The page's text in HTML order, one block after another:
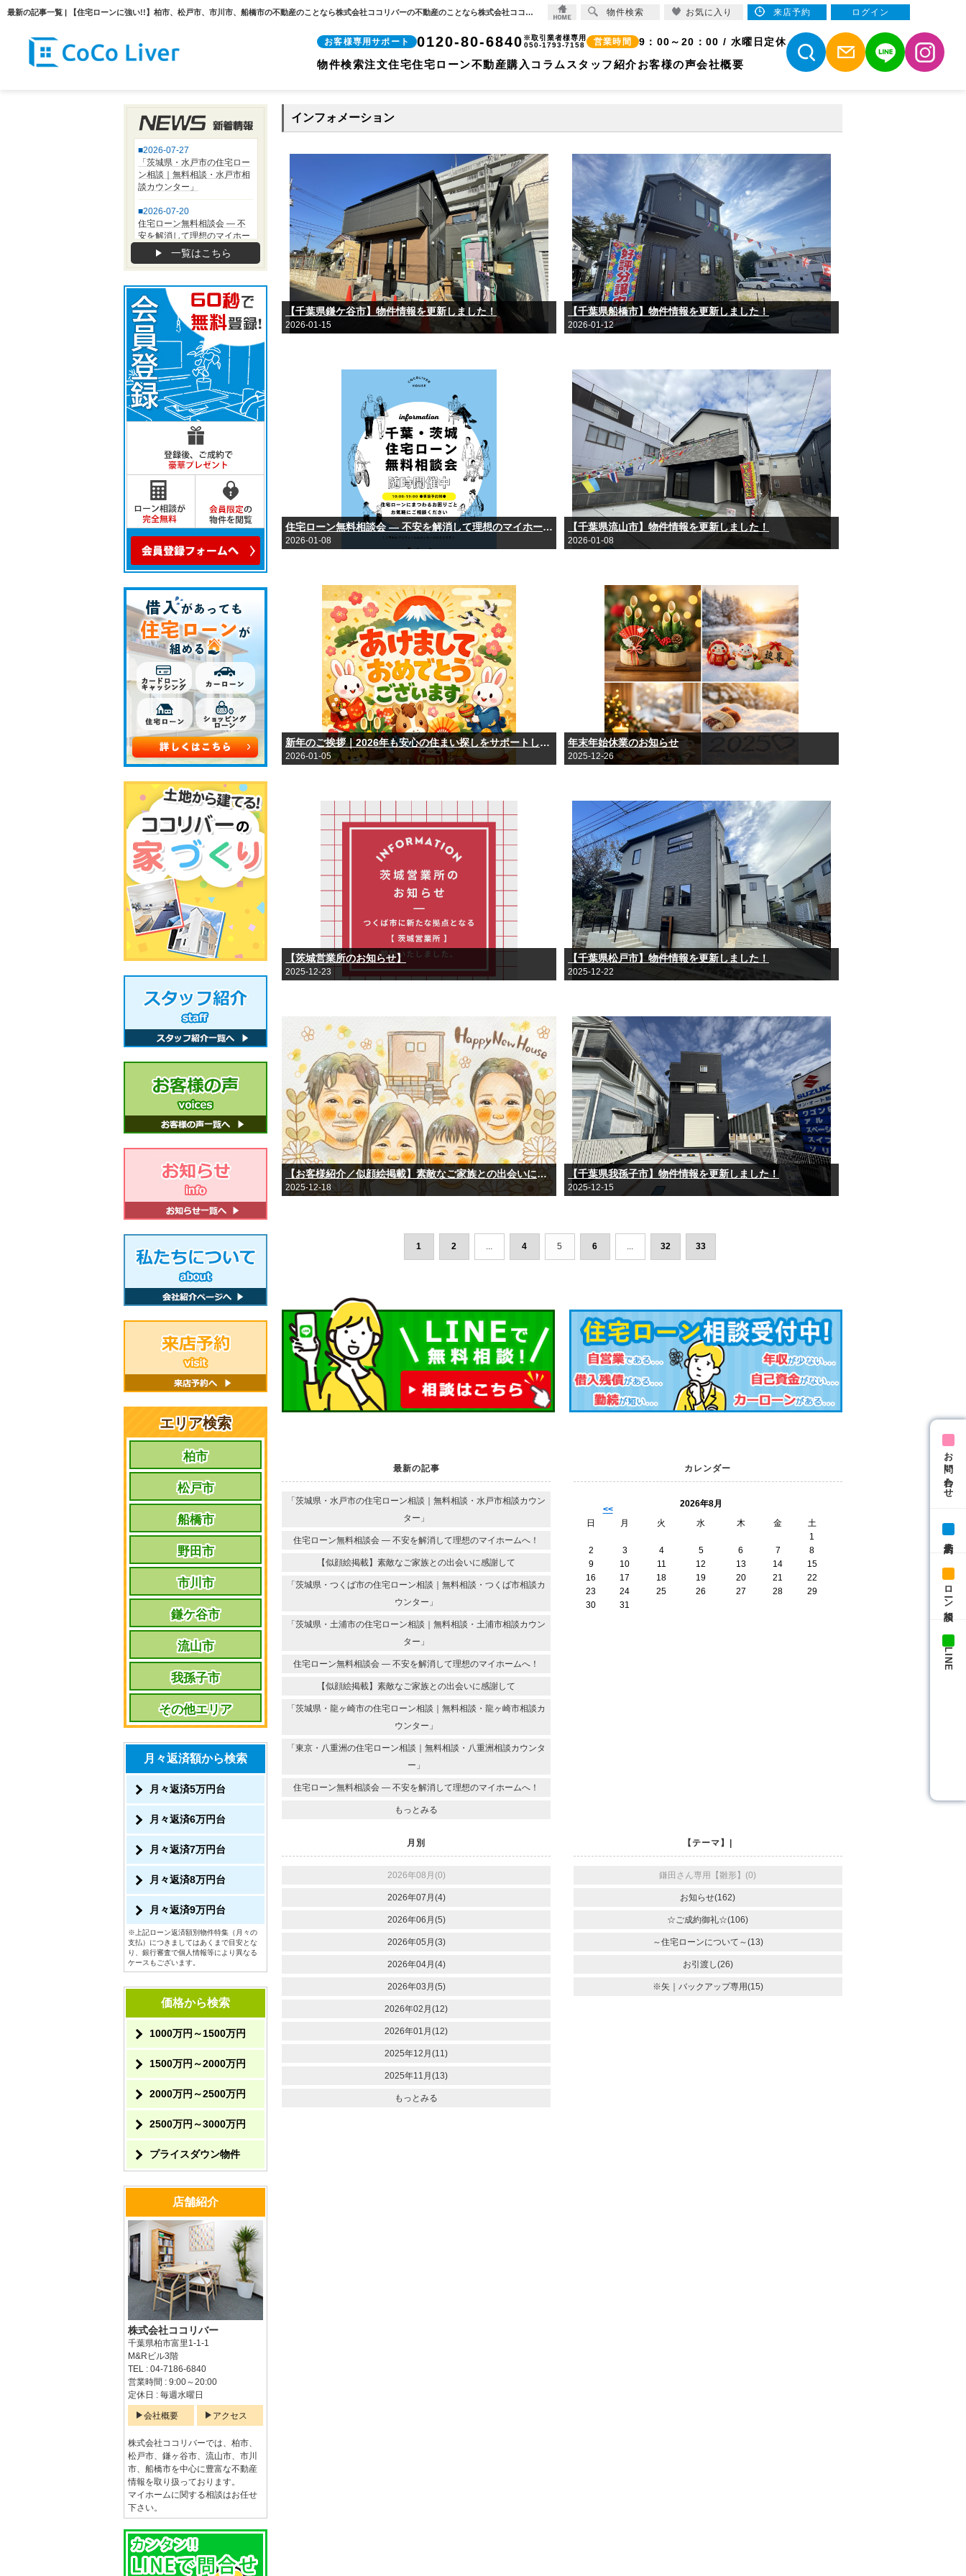
最新の記事一覧 | 【住宅ローンに強い!!】柏市、松戸市、市川市、船橋市の不動産のことなら株式会社ココリバーの不動産のことなら株式会社ココリバー
お客様専用サポート 0120-80-6840 ※取引業者様専用
050-1793-7158
営業時間 9：00～20：00 / 水曜日定休
物件検索注文住宅住宅ローン不動産購入コラム スタッフ紹介お客様の声会社概要
お問い合わせ
ローン相談
LINE
インフォメーション
【千葉県鎌ケ谷市】物件情報を更新しました！
2026-01-15
【千葉県船橋市】物件情報を更新しました！
2026-01-12
住宅ローン無料相談会 ― 不安を解消して理想のマイホームへ！
2026-01-08
【千葉県流山市】物件情報を更新しました！
2026-01-08
新年のご挨拶｜2026年も安心の住まい探しをサポートします
2026-01-05
年末年始休業のお知らせ
2025-12-26
【茨城営業所のお知らせ】
2025-12-23
【千葉県松戸市】物件情報を更新しました！
2025-12-22
【お客様紹介／似顔絵掲載】素敵なご家族との出会いに感謝して
2025-12-18
【千葉県我孫子市】物件情報を更新しました！
2025-12-15
1 2 ... 4 5 6 ... 32 33
最新の記事
「茨城県・水戸市の住宅ローン相談｜無料相談・水戸市相談カウン
ター」
住宅ローン無料相談会 ― 不安を解消して理想のマイホームへ！
【似顔絵掲載】素敵なご家族との出会いに感謝して
「茨城県・つくば市の住宅ローン相談｜無料相談・つくば市相談カ
ウンター」
「茨城県・土浦市の住宅ローン相談｜無料相談・土浦市相談カウン
ター」
住宅ローン無料相談会 ― 不安を解消して理想のマイホームへ！
【似顔絵掲載】素敵なご家族との出会いに感謝して
「茨城県・龍ヶ崎市の住宅ローン相談｜無料相談・龍ヶ崎市相談カ
ウンター」
「東京・八重洲の住宅ローン相談｜無料相談・八重洲相談カウンタ
ー」
住宅ローン無料相談会 ― 不安を解消して理想のマイホームへ！
もっとみる
カレンダー
<<
2026年8月
日
月 火 水 木 金
土
1
2
3 4 5 6 7
8
9
10 11 12 13 14
15
16
17 18 19 20 21
22
23
24 25 26 27 28
29
30
31
月別
2026年08月(0)
2026年07月(4)
2026年06月(5)
2026年05月(3)
2026年04月(4)
2026年03月(5)
2026年02月(12)
2026年01月(12)
2025年12月(11)
2025年11月(13)
もっとみる
【テーマ】|
鎌田さん専用【雛形】(0)
お知らせ(162)
☆ご成約御礼☆(106)
～住宅ローンについて～(13)
お引渡し(26)
※矢｜バックアップ専用(15)
一覧はこちら
エリア検索
柏市
松戸市
船橋市
野田市
市川市
鎌ケ谷市
流山市
我孫子市
その他エリア
月々返済額から検索
月々返済5万円台
月々返済6万円台
月々返済7万円台
月々返済8万円台
月々返済9万円台
※上記ローン返済額別物件特集（月々の
支払）につきましてはあくまで目安とな
り、銀行審査で個人情報等により異なる
ケースもございます。
価格から検索
1000万円～1500万円
1500万円～2000万円
2000万円～2500万円
2500万円～3000万円
プライスダウン物件
店舗紹介
株式会社ココリバー
千葉県柏市富里1-1-1
M&Rビル3階
TEL : 04-7186-6840
営業時間 : 9:00～20:00
定休日 : 毎週水曜日
会社概要 アクセス
株式会社ココリバーでは、柏市、
松戸市、鎌ヶ谷市、流山市、市川
市、船橋市を中心に豊富な不動産
情報を取り扱っております。
マイホームに関する相談はお任せ
下さい。
物件検索 お気に入り 来店予約 ログイン